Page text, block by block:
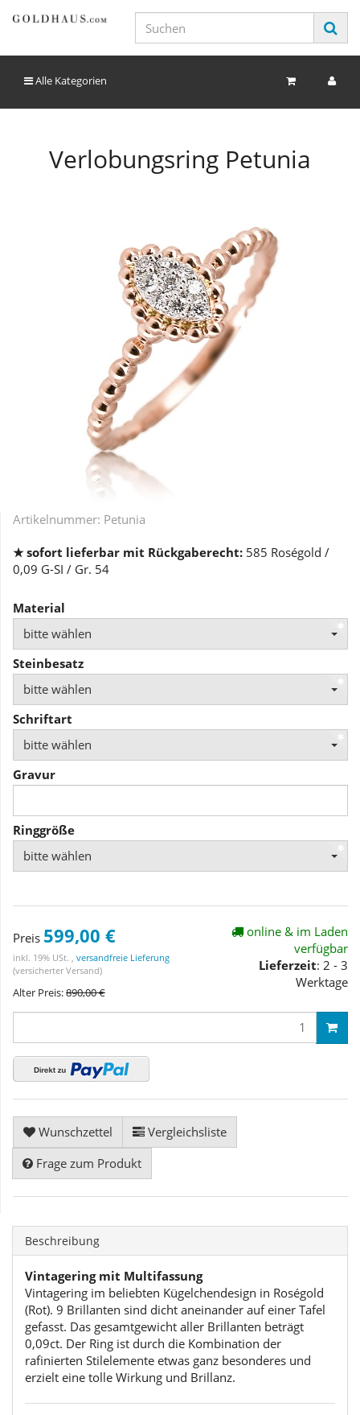
Alle Kategorien
Verlobungsring Petunia
Artikelnummer: Petunia
★ sofort lieferbar mit Rückgaberecht: 585 Roségold /
0,09 G-SI / Gr. 54
Material
bitte wählen
Steinbesatz
bitte wählen
Schriftart
bitte wählen
Gravur
Ringgröße
bitte wählen
Preis 599,00 €
inkl. 19% USt. , versandfreie Lieferung
(versicherter Versand)
Alter Preis:890,00 €
online & im Laden
verfügbar
Lieferzeit: 2 - 3
Werktage
Wunschzettel
Vergleichsliste
Frage zum Produkt
Beschreibung
Vintagering mit Multifassung
Vintagering im beliebten Kügelchendesign in Roségold
(Rot). 9 Brillanten sind dicht aneinander auf einer Tafel
gefasst. Das gesamtgewicht aller Brillanten beträgt
0,09ct. Der Ring ist durch die Kombination der
rafinierten Stilelemente etwas ganz besonderes und
erzielt eine tolle Wirkung und Brillanz.